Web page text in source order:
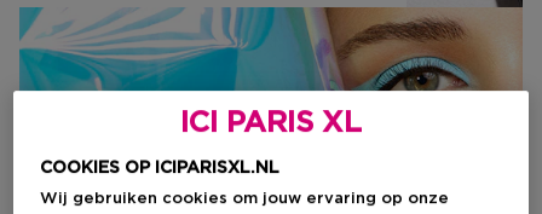
ICI PARIS XL
COOKIES OP ICIPARISXL.NL
Wij gebruiken cookies om jouw ervaring op onze